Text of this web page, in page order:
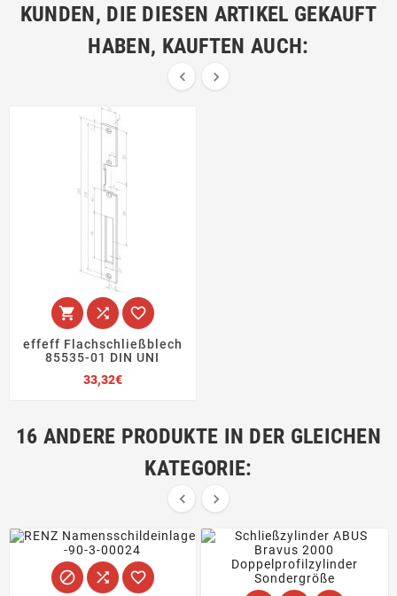
KUNDEN, DIE DIESEN ARTIKEL GEKAUFT
HABEN, KAUFTEN AUCH:
 
  
effeff Flachschließblech
85535-01 DIN UNI
33,32€Preis
16 ANDERE PRODUKTE IN DER GLEICHEN
KATEGORIE:
 
  